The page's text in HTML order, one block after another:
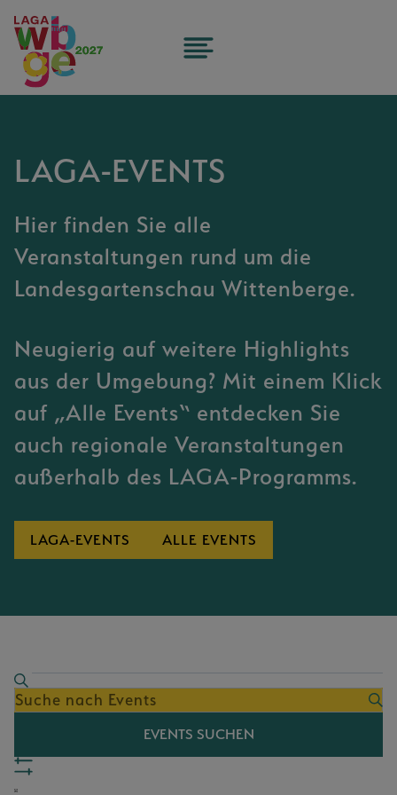
Inhalt
springen
LAGA-EVENTS
Hier finden Sie alle
Veranstaltungen rund um die
Landesgartenschau Wittenberge.
Neugierig auf weitere Highlights
aus der Umgebung? Mit einem Klick
auf „Alle Events“ entdecken Sie
auch regionale Veranstaltungen
außerhalb des LAGA-Programms.
LAGA-EVENTS ALLE EVENTS
EVENTS
EVENTS
SUCHE
UND
ANSICHTEN,
SUCHE
Bitte
Suche
nach
EVENTS SUCHEN